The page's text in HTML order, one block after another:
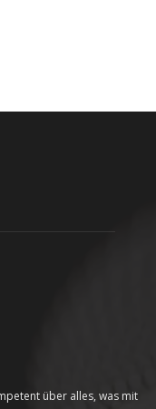
über alles, was mit